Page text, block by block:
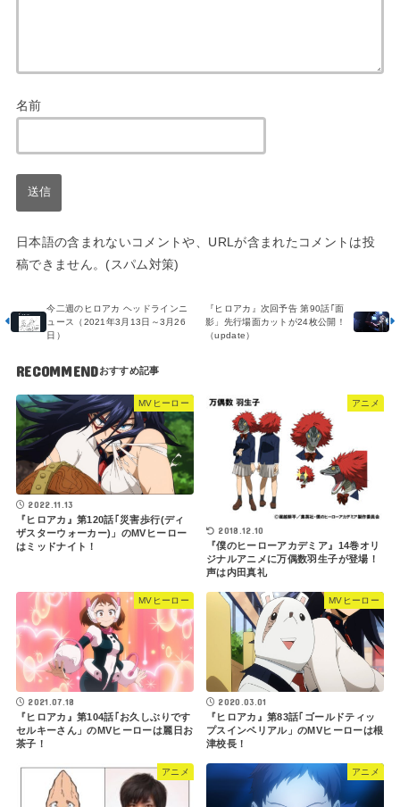
名前
日本語の含まれないコメントや、URLが含まれたコメントは投
稿できません。(スパム対策)
『ヒロアカ』次回予告 第90話｢面
影」先行場面カットが24枚公開！
（update）
今二週のヒロアカ ヘッドラインニ
ュース（2021年3月13日～3月26
日）
RECOMMEND
MVヒーロー
2022.11.13
『ヒロアカ』第120話｢災害歩行(ディ
ザスターウォーカー)」のMVヒーロー
はミッドナイト！
アニメ
2018.12.10
『僕のヒーローアカデミア』14巻オリ
ジナルアニメに万偶数羽生子が登場！
声は内田真礼
MVヒーロー
2021.07.18
『ヒロアカ』第104話｢お久しぶりです
セルキーさん」のMVヒーローは麗日お
茶子！
MVヒーロー
2020.03.01
『ヒロアカ』第83話｢ゴールドティッ
プスインペリアル」のMVヒーローは根
津校長！
アニメ アニメ